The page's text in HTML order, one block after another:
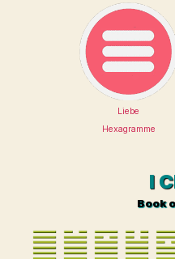
Liebe
Hexagramme
I
Book